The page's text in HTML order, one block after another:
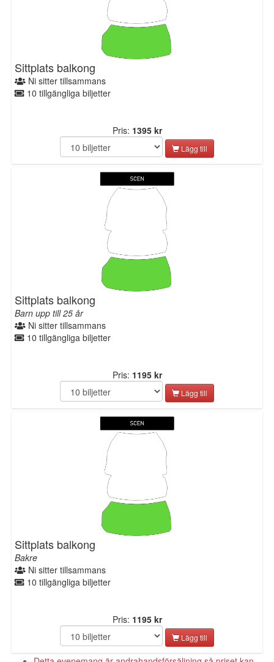
Sittplats balkong
Ni sitter tillsammans
10 tillgängliga biljetter
Pris: 1395 kr
Lägg till
Sittplats balkong
Barn upp till 25 år
Ni sitter tillsammans
10 tillgängliga biljetter
Pris: 1195 kr
Lägg till
Sittplats balkong
Bakre
Ni sitter tillsammans
10 tillgängliga biljetter
Pris: 1195 kr
Lägg till